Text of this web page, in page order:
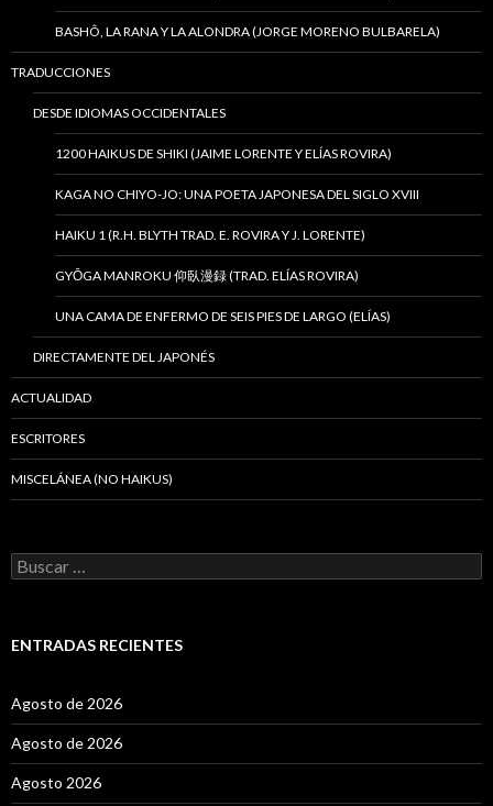
BASHÔ, LA RANA Y LA ALONDRA (JORGE MORENO BULBARELA)
TRADUCCIONES
DESDE IDIOMAS OCCIDENTALES
1200 HAIKUS DE SHIKI (JAIME LORENTE Y ELÍAS ROVIRA)
KAGA NO CHIYO-JO: UNA POETA JAPONESA DEL SIGLO XVIII
HAIKU 1 (R.H. BLYTH TRAD. E. ROVIRA Y J. LORENTE)
GYŌGA MANROKU 仰臥漫録 (TRAD. ELÍAS ROVIRA)
UNA CAMA DE ENFERMO DE SEIS PIES DE LARGO (ELÍAS)
DIRECTAMENTE DEL JAPONÉS
ACTUALIDAD
ESCRITORES
MISCELÁNEA (NO HAIKUS)
B
u
a
ENTRADAS RECIENTES
Agosto de 2026
Agosto de 2026
Agosto 2026